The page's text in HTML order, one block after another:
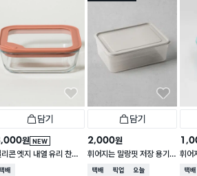
담기
NEW
원
리콘 엣지 내열 유리 찬통
550 ml
택배배송
담기
2,000원
휘어지는 말랑핏 저장 용기
2 L 그레이
택배배송매장픽업오늘배송
휘어
택배